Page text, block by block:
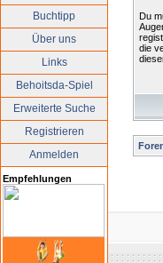
Buchtipp
Über uns
Links
Behoitsda-Spiel
Erweiterte Suche
Registrieren
Anmelden
Empfehlungen
Du
die